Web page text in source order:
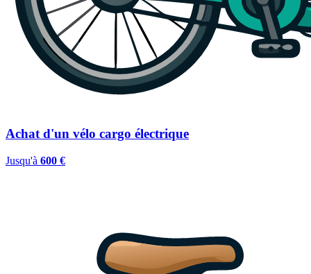
Achat d'un vélo cargo électrique
Jusqu'à 600 €